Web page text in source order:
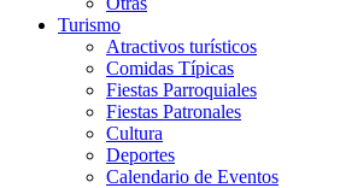
Turismo
Atractivos turísticos
Comidas Típicas
Fiestas Parroquiales
Fiestas Patronales
Cultura
Deportes
Calendario de Eventos